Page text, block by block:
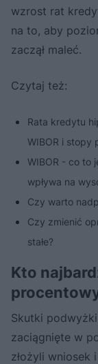
wzrost rat
na to, aby
zaczął maleć.
Czytaj też:
Rata kredytu
WIBOR i stopy
WIBOR - co to
wpływa na
Czy warto
Czy zmienić
stałe?
Kto
Skutki
zaciągnięte w
złożyli wniosek